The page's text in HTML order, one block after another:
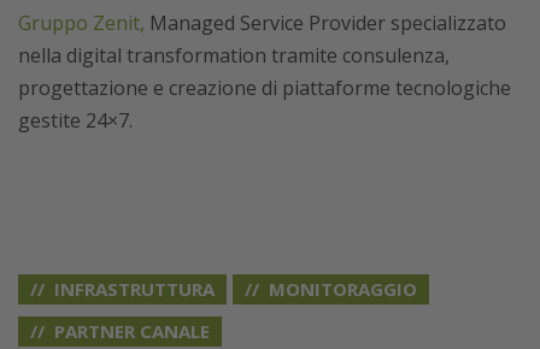
Gruppo Zenit, Managed Service Provider specializzato
nella digital transformation tramite consulenza,
progettazione e creazione di piattaforme tecnologiche
gestite 24×7.
INFRASTRUTTURA
MONITORAGGIO
PARTNER CANALE